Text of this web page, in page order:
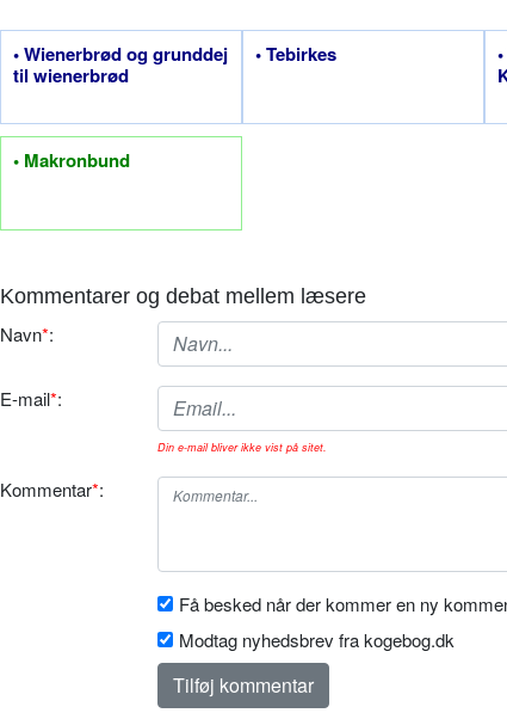
• Wienerbrød og grunddej
til wienerbrød
• Tebirkes
• Makronbund
Kommentarer og debat mellem læsere
Navn*:
E-mail*:
Din e-mail bliver ikke vist på sitet.
Kommentar*:
Få besked når der kommer en ny
Modtag nyhedsbrev fra kogebog.dk